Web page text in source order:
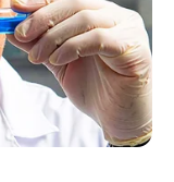
DERECHOS
- NEWS